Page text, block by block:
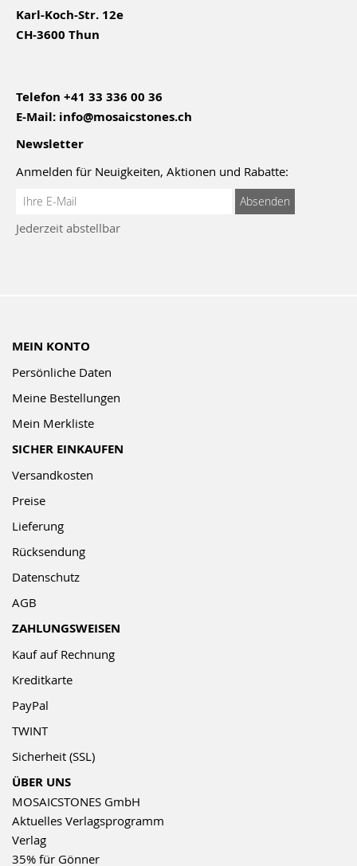
Karl-Koch-Str. 12e
CH-3600 Thun
Telefon +41 33 336 00 36
E-Mail: info@mosaicstones.ch
Newsletter
Anmelden für Neuigkeiten, Aktionen und Rabatte:
Anmeldung
Newsletter:
Absenden
Jederzeit abstellbar
MEIN KONTO
Persönliche Daten
Meine Bestellungen
Mein Merkliste
SICHER EINKAUFEN
Versandkosten
Preise
Lieferung
Rücksendung
Datenschutz
AGB
ZAHLUNGSWEISEN
Kauf auf Rechnung
Kreditkarte
PayPal
TWINT
Sicherheit (SSL)
ÜBER UNS
MOSAICSTONES GmbH
Aktuelles Verlagsprogramm
Verlag
35% für Gönner